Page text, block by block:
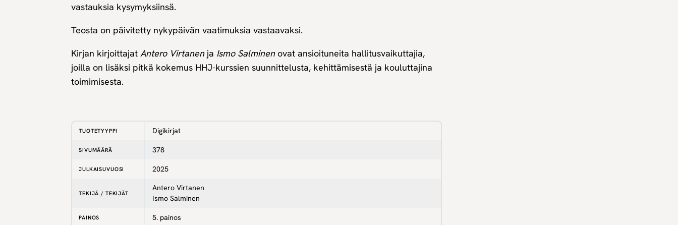
vastauksia kysymyksiinsä.
Teosta on päivitetty nykypäivän vaatimuksia vastaavaksi.
Kirjan kirjoittajat Antero Virtanenja Ismo Salminenovat ansioituneita hallitusvaikuttajia,
joilla on lisäksi pitkä kokemus HHJ-kurssien suunnittelusta, kehittämisestä ja kouluttajina
toimimisesta.
TUOTETYYPPI Digikirjat
SIVUMÄÄRÄ 378
JULKAISUVUOSI 2025
TEKIJÄ / TEKIJÄT
Antero Virtanen
Ismo Salminen
PAINOS 5. painos